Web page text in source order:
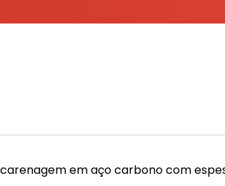
em aço carbono com